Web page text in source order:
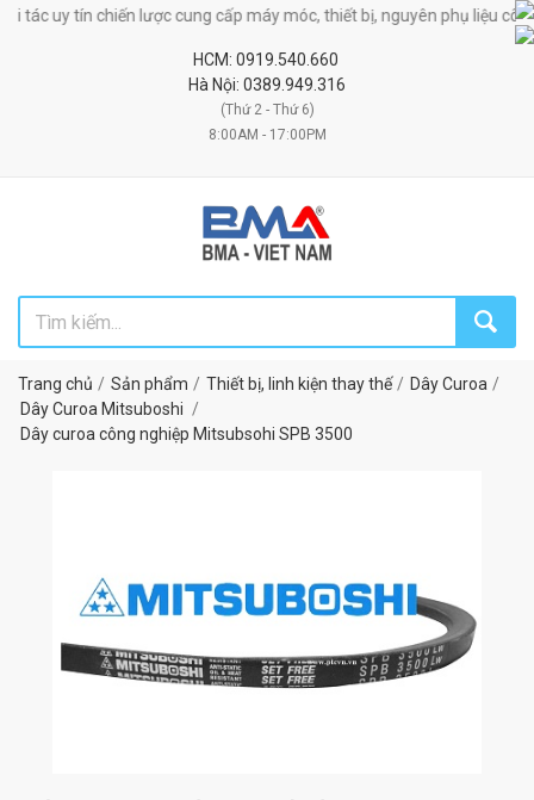
uy tín chiến lược cung cấp máy móc, thiết bị, nguyên phụ liệu công
HCM: 0919.540.660
Hà Nội: 0389.949.316
(Thứ 2 - Thứ 6)
8:00AM - 17:00PM
Trang chủ Sản phẩm Thiết bị, linh kiện thay thế
Dây Curoa
Dây Curoa Mitsuboshi
Dây curoa công nghiệp Mitsubsohi SPB 3500